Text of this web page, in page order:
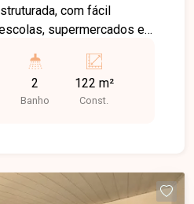
com fácil
supermercados e
e boa valorização,
para quem busca
e 2 vagas de garagem.
de morar em um imóvel
2
Banho
122 m²
Const.